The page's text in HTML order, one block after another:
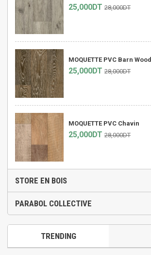
25,000DT 28,000DT
MOQUETTE PVC Barn Wood
25,000DT 28,000DT
MOQUETTE PVC Chavin
25,000DT 28,000DT
STORE EN BOIS
PARABOL COLLECTIVE
TRENDING